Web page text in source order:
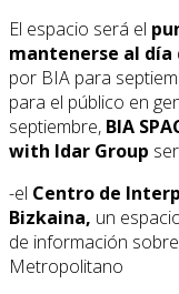
El espacio será el
mantenerse al día
por BIA para
para el público en
septiembre, BIA
with Idar Group
-el Centro de
Bizkaina, un
de información
Metropolitano